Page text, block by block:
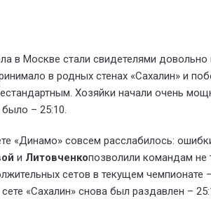
в Москве стали свидетелями
в родных стенах «Сахалин» и
Хозяйки начали очень
– 25:10.
«Динамо» совсем расслабилось:
и Литовченкопозволили командам не
сетов в текущем
«Сахалин» снова был раздавлен –